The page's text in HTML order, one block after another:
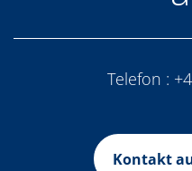
Telefon :
Kontakt